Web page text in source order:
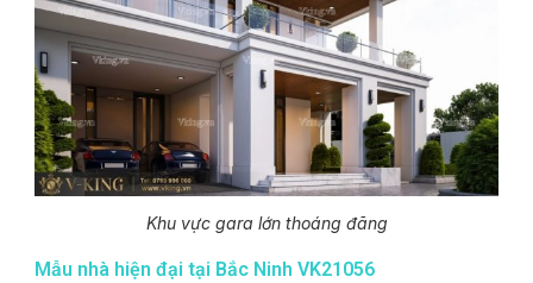
Khu vực gara lớn thoáng đãng
Mẫu nhà hiện đại tại Bắc Ninh VK21056